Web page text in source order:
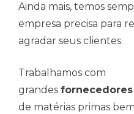
Ainda mais, temos
empresa precisa para
agradar seus clientes.
Trabalhamos com
grandes fornecedores
de matérias primas